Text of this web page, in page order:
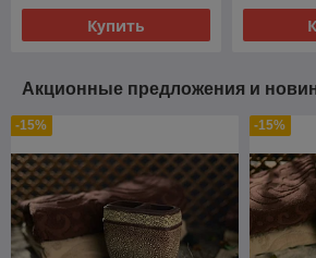
Купить
Акционные предложения и
-15% -15%